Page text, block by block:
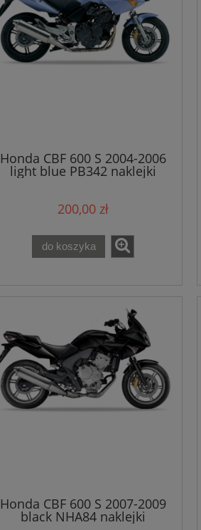
Honda CBF 600 S 2004-2006
light blue PB342 naklejki
200,00 zł
do koszyka
Honda CBF 600 S 2007-2009
black NHA84 naklejki